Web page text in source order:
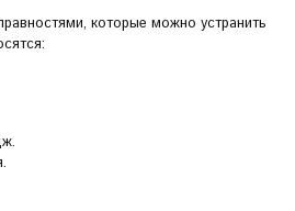
которые можно устранить